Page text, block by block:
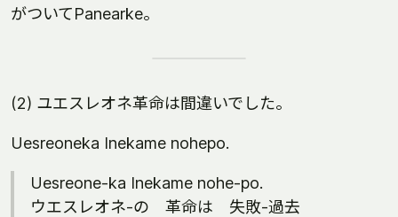
がついてPanearke。
(2) ユエスレオネ革命は間違いでした。
Uesreoneka Inekame nohepo.
Uesreone-ka Inekame nohe-po.
ウエスレオネ-の 革命は 失敗-過去